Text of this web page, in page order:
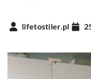
lifetostiler.pl